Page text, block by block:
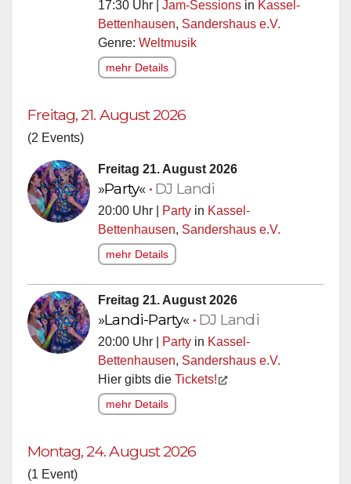
17:30 Uhr | Jam-Sessions in Kassel-
Bettenhausen, Sandershaus e.V.
Genre: Weltmusik
mehr Details
Freitag, 21. August 2026
(2 Events)
Freitag 21. August 2026
»Party« • DJ Landi
20:00 Uhr | Party in Kassel-
Bettenhausen, Sandershaus e.V.
mehr Details
Freitag 21. August 2026
»Landi-Party« • DJ Landi
20:00 Uhr | Party in Kassel-
Bettenhausen, Sandershaus e.V.
Hier gibts die Tickets!
mehr Details
Montag, 24. August 2026
(1 Event)